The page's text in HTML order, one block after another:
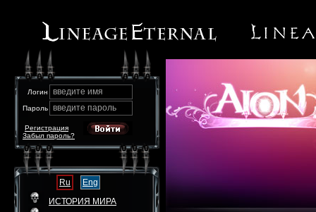
Логин введите имя
Пароль введите пароль
Забыл пароль?
Регистрация
Ru
Eng
ИСТОРИЯ МИРА